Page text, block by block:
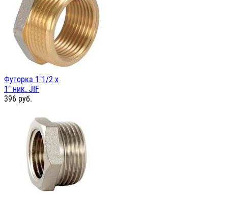
Футорка 1"1/2 х
1" ник. JIF
396 руб.